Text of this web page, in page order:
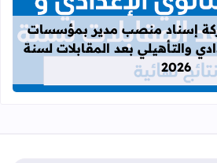
قراءة المزيد عن النتائج النهائية
إسناد منصب مدير بمؤسسات
والتأهيلي بعد المقابلات لسنة
2026